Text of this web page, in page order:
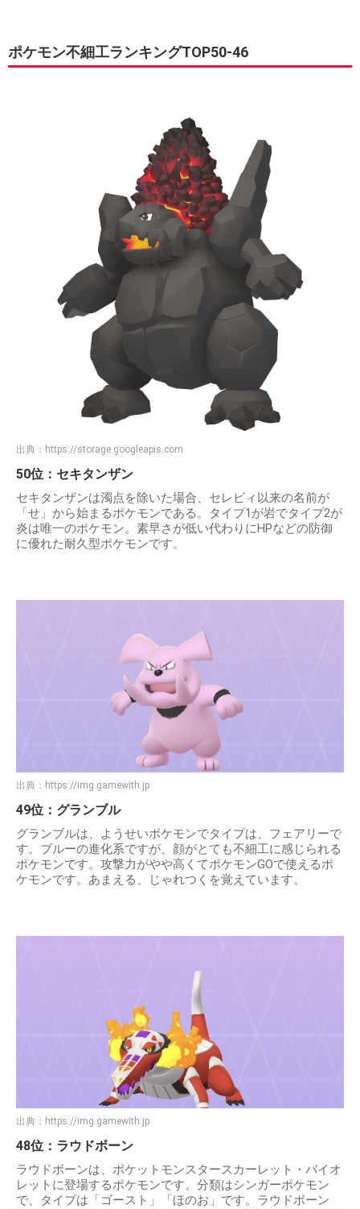
ポケモン不細工ランキングTOP50-46
出典： https://storage.googleapis.com
50位：セキタンザン
セキタンザンは濁点を除いた場合、セレビィ以来の名前が
「せ」から始まるポケモンである。タイプ1が岩でタイプ2が
炎は唯一のポケモン。素早さが低い代わりにHPなどの防御
に優れた耐久型ポケモンです。
出典： https://img.gamewith.jp
49位：グランブル
グランブルは、ようせいポケモンでタイプは、フェアリーで
す。ブルーの進化系ですが、顔がとても不細工に感じられる
ポケモンです。攻撃力がやや高くてポケモンGOで使えるポ
ケモンです。あまえる、じゃれつくを覚えています。
出典： https://img.gamewith.jp
48位：ラウドボーン
ラウドボーンは、ポケットモンスタースカーレット・バイオ
レットに登場するポケモンです。分類はシンガーポケモン
で、タイプは「ゴースト」「ほのお」です。ラウドボーン